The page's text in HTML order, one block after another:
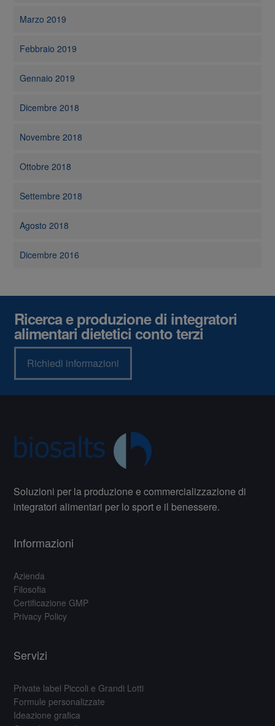
Marzo 2019
Febbraio 2019
Gennaio 2019
Dicembre 2018
Novembre 2018
Ottobre 2018
Settembre 2018
Agosto 2018
Dicembre 2016
Ricerca e produzione di integratori
alimentari dietetici conto terzi
Richiedi informazioni
Soluzioni per la produzione e commercializzazione di
integratori alimentari per lo sport e il benessere.
Informazioni
Azienda
Filosofia
Certificazione GMP
Privacy Policy
Servizi
Private label Piccoli e Grandi Lotti
Formule personalizzate
Ideazione grafica